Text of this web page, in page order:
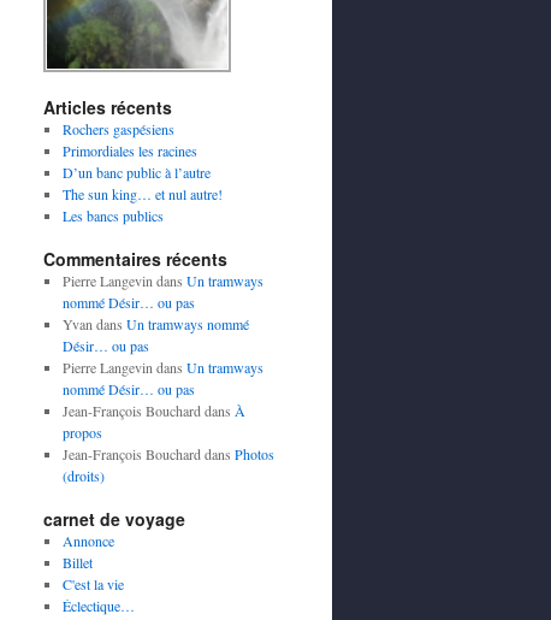
Articles récents
Rochers gaspésiens
Primordiales les racines
D’un banc public à l’autre
The sun king… et nul autre!
Les bancs publics
Commentaires récents
Pierre Langevin dans Un tramways
nommé Désir… ou pas
Yvan dans Un tramways nommé
Désir… ou pas
Pierre Langevin dans Un tramways
nommé Désir… ou pas
Jean-François Bouchard dans À
propos
Jean-François Bouchard dans Photos
(droits)
carnet de voyage
Annonce
Billet
C'est la vie
Éclectique…